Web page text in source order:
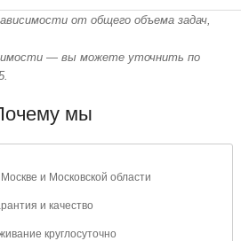
от общего объема задач,
— вы можете уточнить по
мы
и Московской области
икачество
круглосуточно